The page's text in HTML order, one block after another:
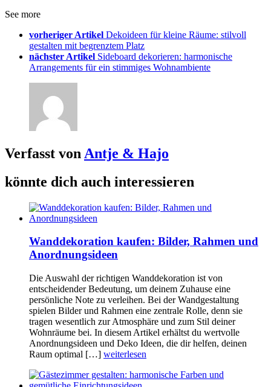
See more
vorheriger Artikel Dekoideen für kleine Räume: stilvoll
gestalten mit begrenztem Platz
nächster Artikel Sideboard dekorieren: harmonische
Arrangements für ein stimmiges Wohnambiente
Verfasst von Antje & Hajo
könnte dich auch interessieren
Wanddekoration kaufen: Bilder, Rahmen und
Anordnungsideen
Die Auswahl der richtigen Wanddekoration ist von
entscheidender Bedeutung, um deinem Zuhause eine
persönliche Note zu verleihen. Bei der Wandgestaltung
spielen Bilder und Rahmen eine zentrale Rolle, denn sie
tragen wesentlich zur Atmosphäre und zum Stil deiner
Wohnräume bei. In diesem Artikel erhältst du wertvolle
Anordnungsideen und Deko Ideen, die dir helfen, deinen
Raum optimal […] weiterlesen